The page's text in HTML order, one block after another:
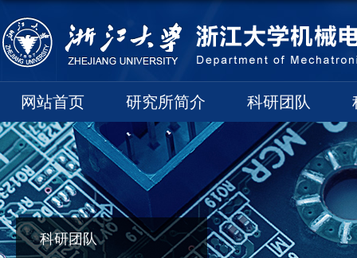
网站首页 研究所简介 科研团队
科研团队